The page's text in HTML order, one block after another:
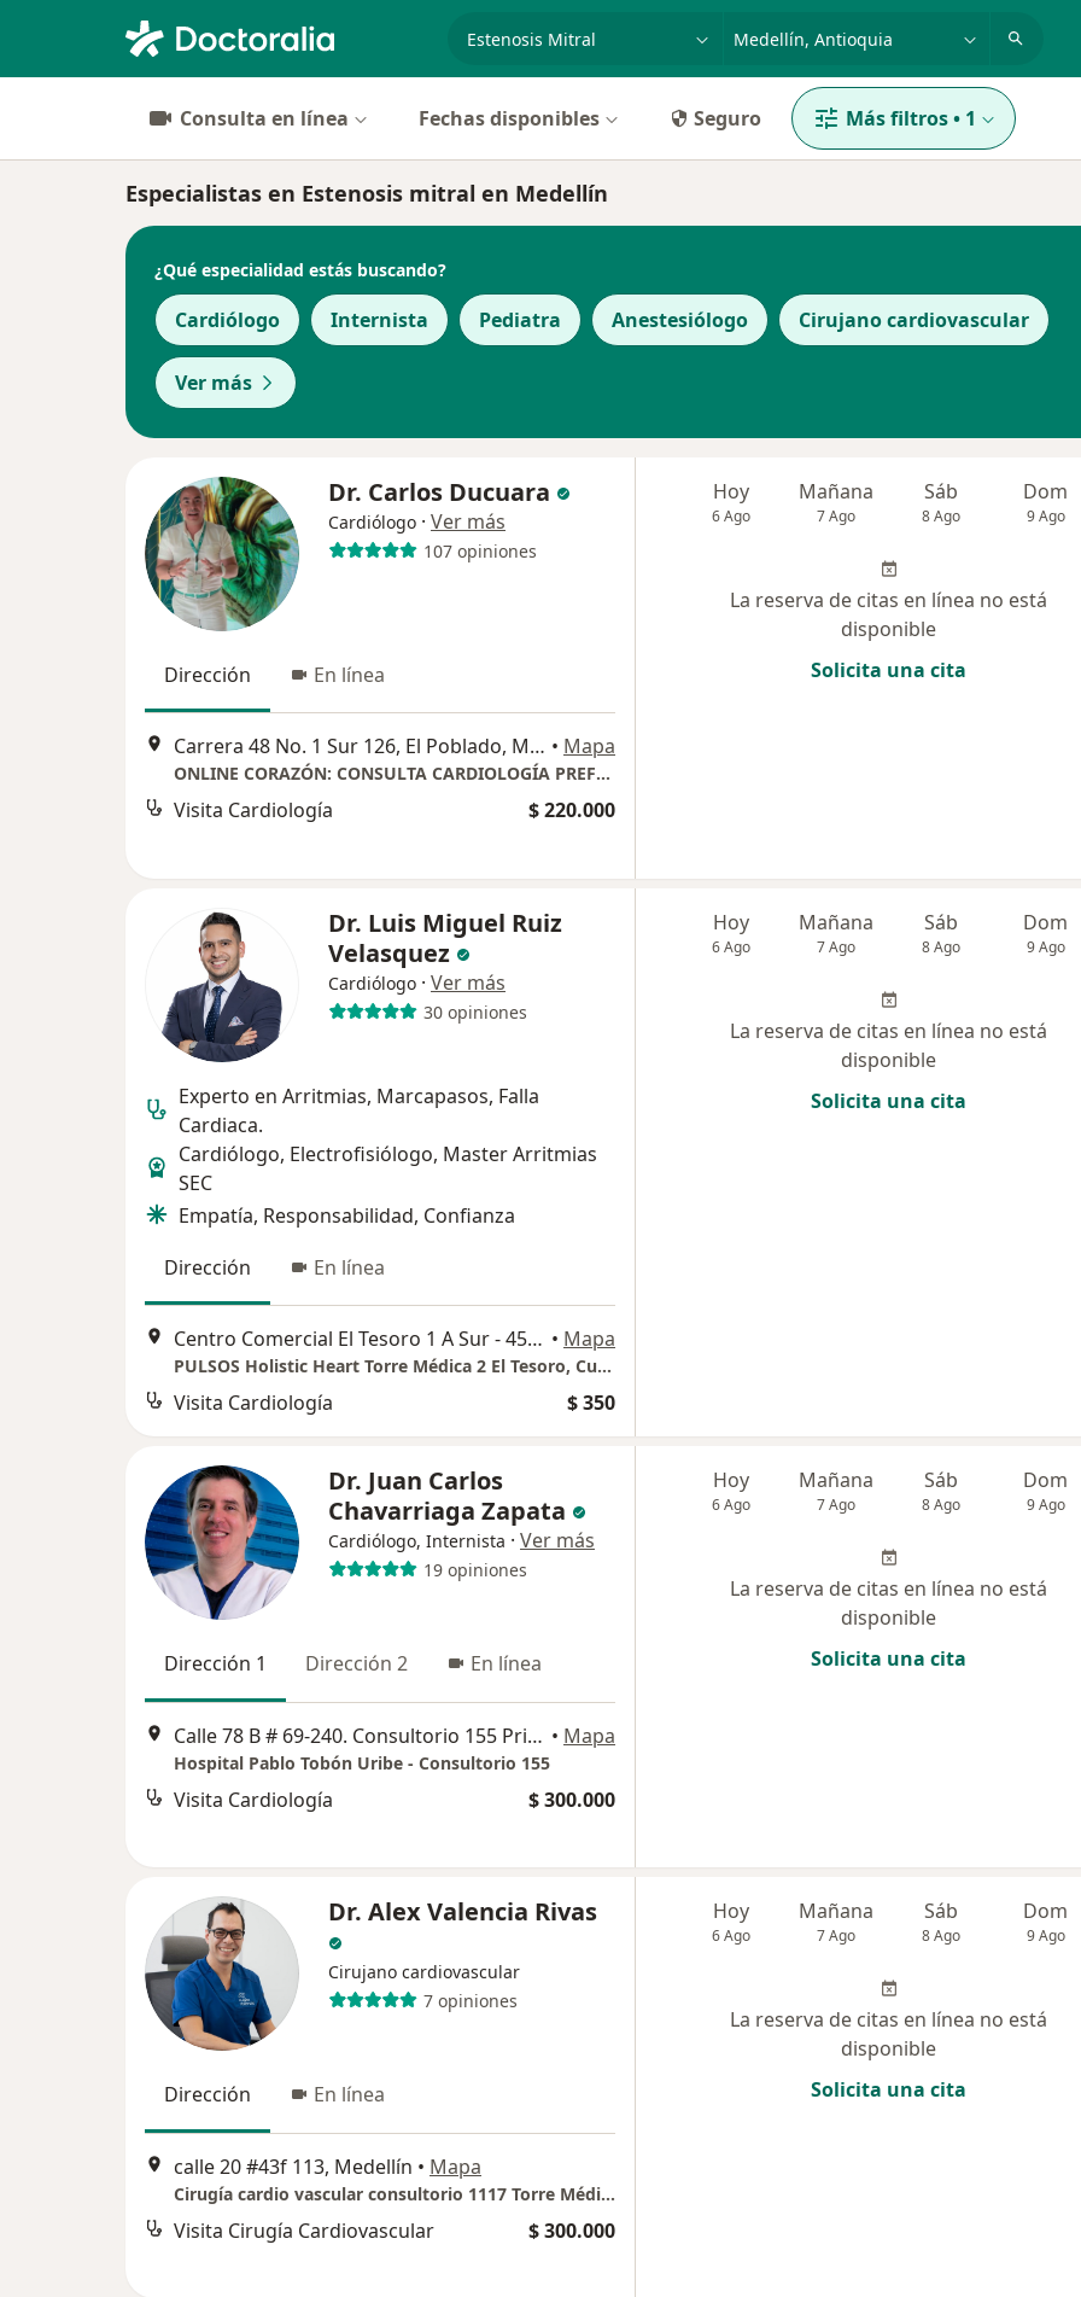
p. ej. Bogotá
Consulta en línea Fechas disponibles Seguro Más filtros• 1
Especialistas en Estenosis mitral en Medellín
¿Qué especialidad estás buscando?
Cardiólogo Internista Pediatra Anestesiólogo Cirujano cardiovascular
Ver más
Dr. Carlos Ducuara
Cardiólogo · Ver más
107 opiniones
Dirección En línea
Carrera 48 No. 1 Sur 126, El Poblado, Medellín, Antioquia, Colombia., Medellín • Mapa
ONLINE CORAZÓN: CONSULTA CARDIOLOGÍA PREFERENCIAL, PLAN MASTER CARDIOLOGÍA, TOTALCARDIO & DOLOR TORÁCICO.
Visita Cardiología $ 220.000
Hoy
6 Ago
Mañana
7 Ago
Sáb
8 Ago
Dom
9 Ago
La reserva de citas en línea no está
disponible
Solicita una cita
Dr. Luis Miguel Ruiz
Velasquez
Cardiólogo · Ver más
30 opiniones
Experto en Arritmias, Marcapasos, Falla
Cardiaca.
Cardiólogo, Electrofisiólogo, Master Arritmias
SEC
Empatía, Responsabilidad, Confianza
Dirección
En línea
Centro Comercial El Tesoro 1 A Sur - 45, Medellín • Mapa
PULSOS Holistic Heart Torre Médica 2 El Tesoro, Cuarto piso.
Visita Cardiología $ 350
Hoy
6 Ago
Mañana
7 Ago
Sáb
8 Ago
Dom
9 Ago
La reserva de citas en línea no está
disponible
Solicita una cita
Dr. Juan Carlos
Chavarriaga Zapata
Cardiólogo, Internista · Ver más
19 opiniones
Dirección 1 Dirección 2 En línea
Calle 78 B # 69-240. Consultorio 155 Primer piso Torre B, Medellín • Mapa
Hospital Pablo Tobón Uribe - Consultorio 155
Visita Cardiología $ 300.000
Hoy
6 Ago
Mañana
7 Ago
Sáb
8 Ago
Dom
9 Ago
La reserva de citas en línea no está
disponible
Solicita una cita
Dr. Alex Valencia Rivas
Cirujano cardiovascular
7 opiniones
Dirección En línea
calle 20 #43f 113, Medellín • Mapa
Cirugía cardio vascular consultorio 1117 Torre Médica Comedal, Ciudad del Rio
Visita Cirugía Cardiovascular $ 300.000
Hoy
6 Ago
Mañana
7 Ago
Sáb
8 Ago
Dom
9 Ago
La reserva de citas en línea no está
disponible
Solicita una cita